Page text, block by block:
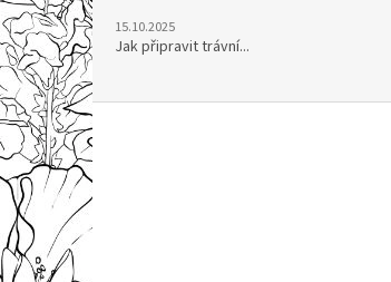
15.10.2025
Jak připravit trávní...
Z
á
p
a